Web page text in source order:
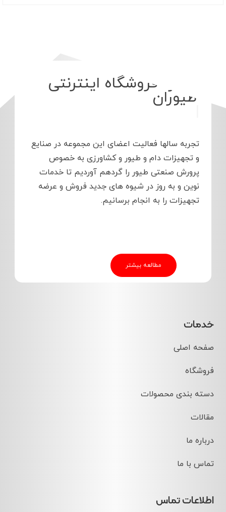
درباره فروشگاه این|
پرورش صنعتی طیور را گردهم آوردیم تا خدمات
نوین و به روز در شیوه های جدید فروش و عرضه
تجهیزات را به انجام برسانیم.
صفحه اصلی
فروشگاه
دسته بندی محصولات
مقالات
درباره ما
تماس با ما
اطلاعات تماس
تهران، خیابان توحید، پلاک 19